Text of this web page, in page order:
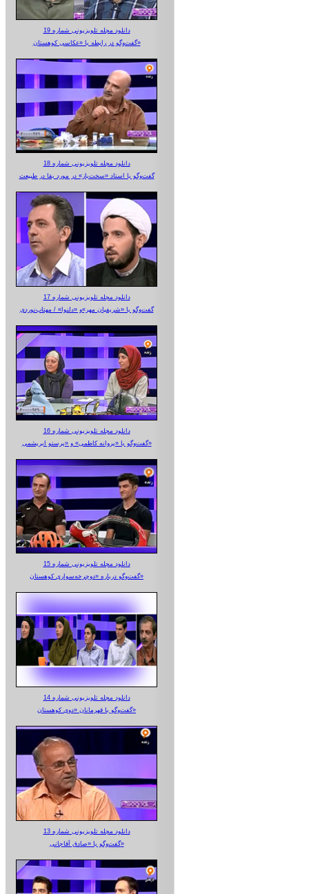
دانلود مجله تلویزیونی شماره 19
گفت‌وگو در رابطه با «عکاسی کوهستان»
دانلود مجله تلویزیونی شماره 18
گفت‌وگو با استاد «سخت‌باز» در مورد بقا در طبیعت
دانلود مجله تلویزیونی شماره 17
گفت‌وگو با «شریفیان مهر»‌و «دلنوا» / مهتاب‌نوردی
دانلود مجله تلویزیونی شماره 16
گفت‌وگو با «پروانه کاظمی» و «پرستو‌ ابریشمی»
دانلود مجله تلویزیونی شماره 15
گفت‌وگو درباره «دوچرخه‌سواری کوهستان»
دانلود مجله تلویزیونی شماره 14
گفت‌وگو با قهرمانان «دوی کوهستان»
دانلود مجله تلویزیونی شماره 13
گفت‌وگو با «صادق آقاجانی»